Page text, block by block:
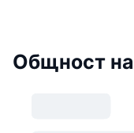
Общност